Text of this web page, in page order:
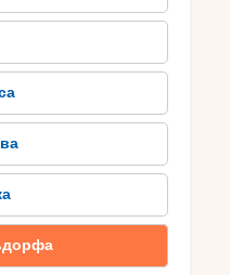
багатством
страв. Ця кухня
та
є паелля –
з рису,